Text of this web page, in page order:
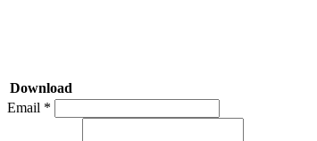
Download
Email *